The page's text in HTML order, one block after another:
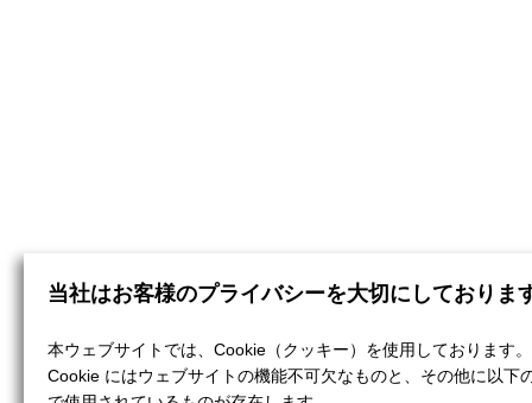
当社はお客様のプライバシーを大切にしておりま
本ウェブサイトでは、Cookie（クッキー）を使用しております。
Cookie にはウェブサイトの機能不可欠なものと、その他に以下